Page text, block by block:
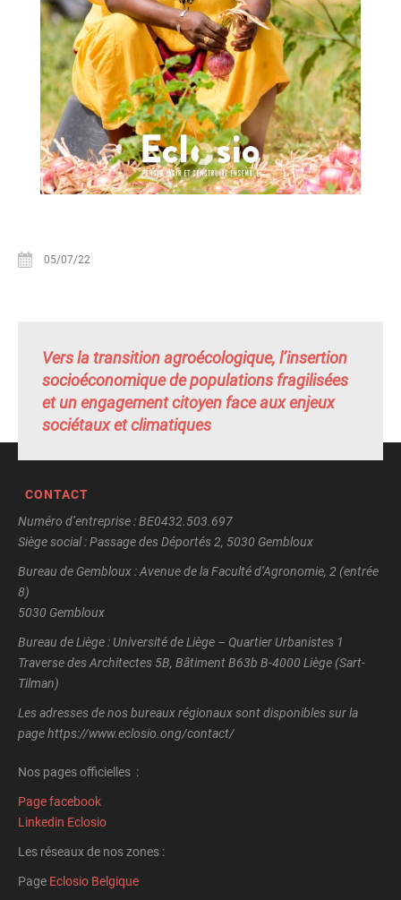
05/07/22
Vers la transition agroécologique, l’insertion
socioéconomique de populations fragilisées
et un engagement citoyen face aux enjeux
sociétaux et climatiques
CONTACT
Numéro d’entreprise : BE0432.503.697
Siège social : Passage des Déportés 2, 5030 Gembloux
Bureau de Gembloux : Avenue de la Faculté d’Agronomie, 2 (entrée
8)
5030 Gembloux
Bureau de Liège : Université de Liège – Quartier Urbanistes 1
Traverse des Architectes 5B, Bâtiment B63b B-4000 Liège (Sart-
Tilman)
Les adresses de nos bureaux régionaux sont disponibles sur la
page https://www.eclosio.ong/contact/
Nos pages officielles :
Page facebook
Linkedin Eclosio
Les réseaux de nos zones :
Page Eclosio Belgique